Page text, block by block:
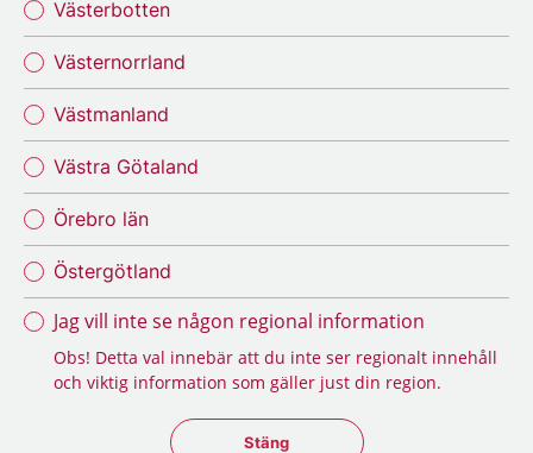
Västerbotten
Västernorrland
Västmanland
Västra Götaland
Örebro län
Östergötland
Jag vill inte se någon regional information
Obs! Detta val innebär att du inte ser regionalt innehåll
och viktig information som gäller just din region.
Stäng regionsväljaren
Stäng